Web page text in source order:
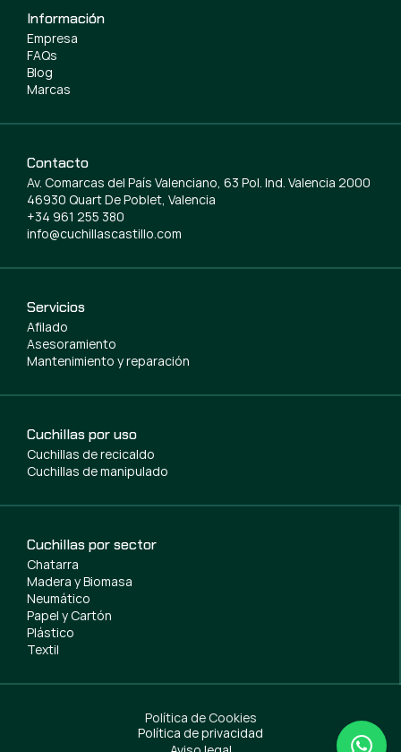
Servicios
Afilado
Asesoramiento
Mantenimiento y reparación
Cuchillas por uso
Cuchillas de recicaldo
Cuchillas de manipulado
Cuchillas por sector
Chatarra
Madera y Biomasa
Neumático
Papel y Cartón
Plástico
Textil
Información
Empresa
FAQs
Blog
Marcas
Contacto
Av. Comarcas del País Valenciano, 63 Pol. Ind. Valencia 2000
46930 Quart De Poblet, Valencia
+34 961 255 380
info@cuchillascastillo.com
Política de Cookies
Política de privacidad